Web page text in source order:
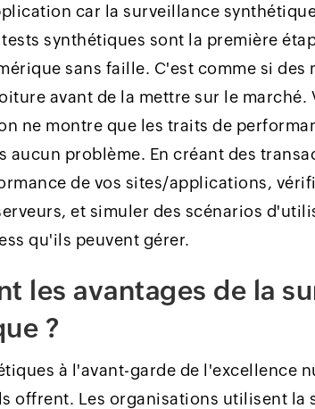
car la surveillance
synthétiques sont la première
sans faille. C'est comme si des
avant de la mettre sur le marché.
ne montre que les traits de
aucun problème. En créant des
de vos sites/applications,
et simuler des scénarios
qu'ils peuvent gérer.
les avantages de la
?
à l'avant-garde de l'excellence
offrent. Les organisations utilisent la